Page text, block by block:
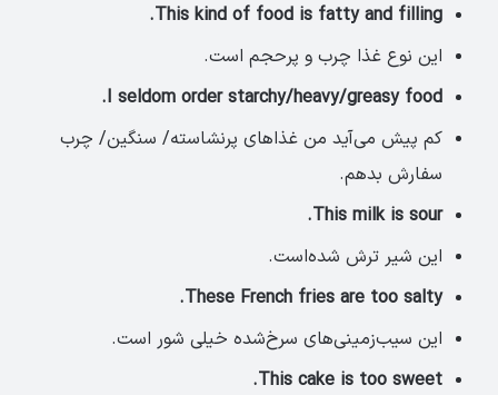
This kind of food is fatty and filling.
این نوع غذا چرب و پرحجم است.
I seldom order starchy/heavy/greasy food.
کم پیش می‌آید من غذاهای پرنشاسته/ سنگین/ چرب
سفارش بدهم.
This milk is sour.
این شیر ترش شده‌است.
These French fries are too salty.
این سیب‌زمینی‌های سرخ‌شده خیلی شور است.
This cake is too sweet.